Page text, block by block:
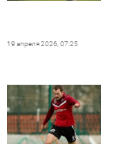
19 апреля 2026, 07:25